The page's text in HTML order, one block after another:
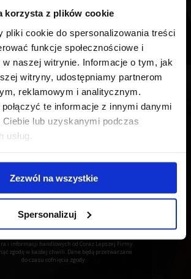
korzysta z plików cookie
pliki cookie do spersonalizowania treści
funkcje społecznościowe i
w naszej witrynie. Informacje o tym, jak
witryny, udostępniamy partnerom
reklamowym i analitycznym.
te informacje z innymi danymi
lub uzyskanymi podczas
Zezwól na wszystkie
Spersonalizuj
POBIERZ
RAPORT
POBIERAM!
i informacji handlowych od Coraz Lepszej Firmy.
zgodę w każdej chwili. Dane będą przetwarzane
do czasu cofnięcia zgody.